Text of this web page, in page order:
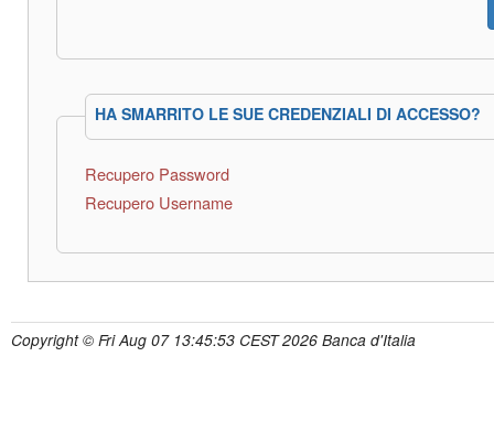
HA SMARRITO LE SUE CREDENZIALI DI ACCESSO?
Recupero Password
Recupero Username
Copyright © Fri Aug 07 13:45:53 CEST 2026 Banca d'Italia